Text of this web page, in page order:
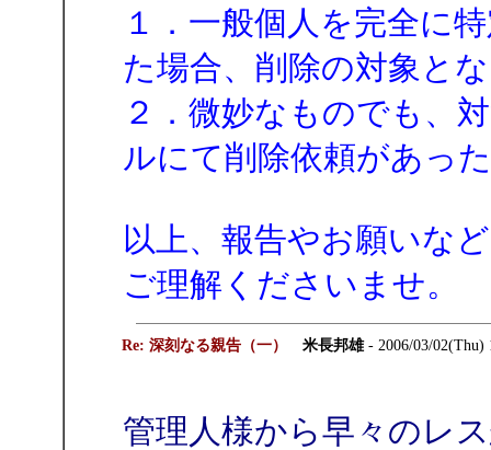
１．一般個人を完全に
た場合、削除の対象と
２．微妙なものでも、
ルにて削除依頼があっ
以上、報告やお願いな
ご理解くださいませ。
Re: 深刻なる親告（一） 米長邦雄- 2006/03/02(Thu)
管理人様から早々のレ